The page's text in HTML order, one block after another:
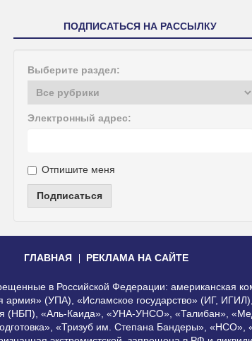
ПОДПИСАТЬСЯ НА РАССЫЛКУ
Выберите раздел:
Электронный адрес:
Отпишите меня
Подписаться
ГЛАВНАЯ РЕКЛАМА НА САЙТЕ
в Российской Федерации: американская
армия» (УПА), «Исламское государство» (ИГ,
(НБП), «Аль-Каида», «УНА-УНСО», «Талибан»,
«Тризуб им. Степана Бандеры»,